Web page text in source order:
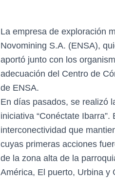
La empresa de exploración
Novomining S.A. (ENSA),
aportó junto con los
adecuación del Centro de
de ENSA.
En días pasados, se realizó
iniciativa “Conéctate
interconectividad que
cuyas primeras acciones
de la zona alta de la
América, El puerto, Urbina y